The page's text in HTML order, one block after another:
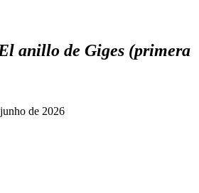
anillo de Giges (primera
de 2026